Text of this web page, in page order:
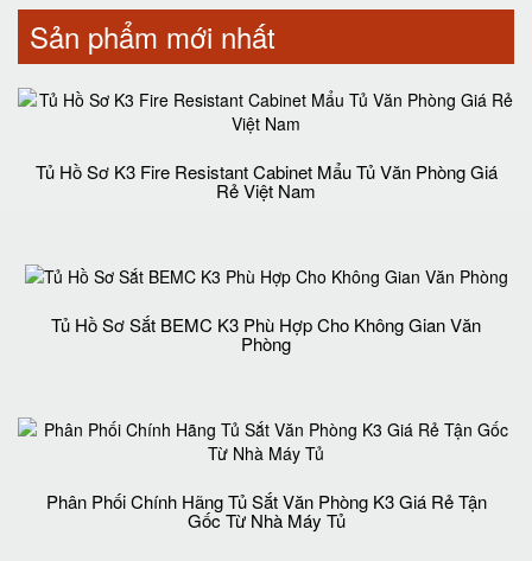
Sản phẩm mới nhất
Tủ Hồ Sơ K3 Fire Resistant Cabinet Mẩu Tủ Văn Phòng Giá
Rẻ Việt Nam
Tủ Hồ Sơ Sắt BEMC K3 Phù Hợp Cho Không Gian Văn
Phòng
Phân Phối Chính Hãng Tủ Sắt Văn Phòng K3 Giá Rẻ Tận
Gốc Từ Nhà Máy Tủ